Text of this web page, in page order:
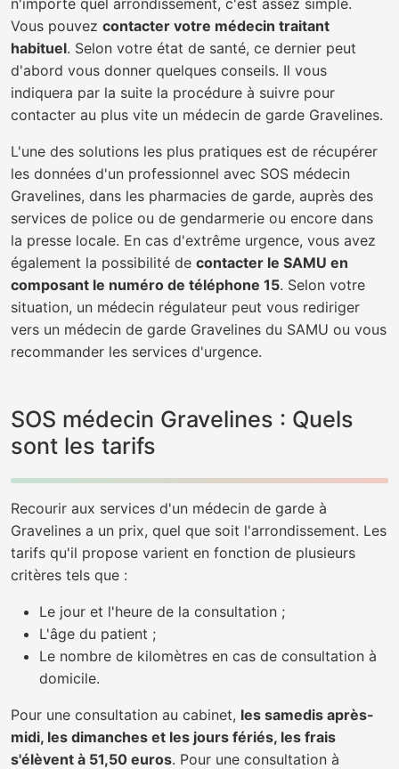
n'importe quel arrondissement, c'est assez simple.
Vous pouvez contacter votre médecin traitant
habituel. Selon votre état de santé, ce dernier peut
d'abord vous donner quelques conseils. Il vous
indiquera par la suite la procédure à suivre pour
contacter au plus vite un médecin de garde Gravelines.
L'une des solutions les plus pratiques est de récupérer
les données d'un professionnel avec SOS médecin
Gravelines, dans les pharmacies de garde, auprès des
services de police ou de gendarmerie ou encore dans
la presse locale. En cas d'extrême urgence, vous avez
également la possibilité de contacter le SAMU en
composant le numéro de téléphone 15. Selon votre
situation, un médecin régulateur peut vous rediriger
vers un médecin de garde Gravelines du SAMU ou vous
recommander les services d'urgence.
SOS médecin Gravelines : Quels
sont les tarifs
Recourir aux services d'un médecin de garde à
Gravelines a un prix, quel que soit l'arrondissement. Les
tarifs qu'il propose varient en fonction de plusieurs
critères tels que :
Le jour et l'heure de la consultation ;
L'âge du patient ;
Le nombre de kilomètres en cas de consultation à
domicile.
Pour une consultation au cabinet, les samedis après-
midi, les dimanches et les jours fériés, les frais
s'élèvent à 51,50 euros. Pour une consultation à